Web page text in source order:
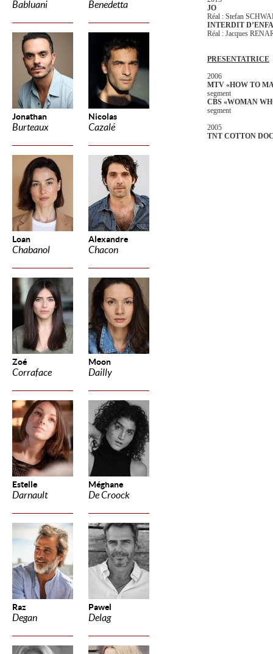
Babluani Benedetta
Jonathan
Burteaux
Nicolas
Cazalé
Loan
Chabanol
Alexandre
Chacon
Zoé
Corraface
Moon
Dailly
Estelle
Darnault
Méghane
De Croock
Raz
Degan
Pawel
Delag
JO
Réal : Stefan
INTERDIT
Réal : Jacques
PRESENTATRICE
2006
MTV «HOW TO
segment
CBS «WOMAN
segment
2005
TNT COTTON